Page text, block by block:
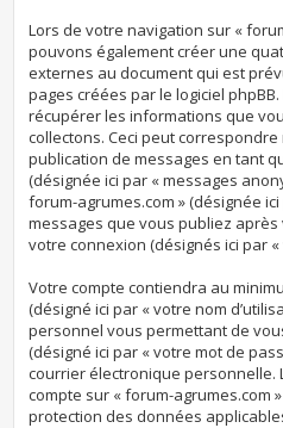
Lors de votre navigation sur «
pouvons également créer une
externes au document qui est
pages créées par le logiciel
récupérer les informations que
collectons. Ceci peut correspondre
publication de messages en tant
(désignée ici par « messages
forum-agrumes.com » (désignée
messages que vous publiez
votre connexion (désignés ici par «
Votre compte contiendra au
(désigné ici par « votre nom
personnel vous permettant de
(désigné ici par « votre mot de
courrier électronique personnelle.
compte sur « forum-agrumes.com
protection des données